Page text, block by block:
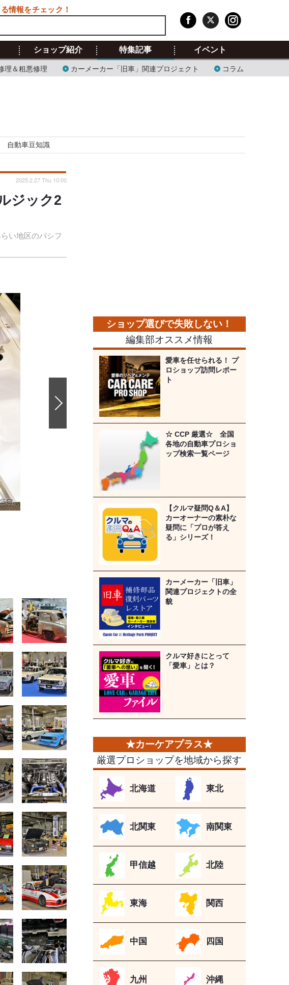
ショップ紹介 特集記事
理＆粗悪修理 カーメーカー「旧車」関連プロジェクト コラム
イベント
自動車豆知識
ジック2
い地区のパシフ
2025.2.27 Thu 10:00
編集部オススメ情報
愛車を任せられる！ プ
ロショップ訪問レポー
ト
☆ CCP 厳選☆ 全国
各地の自動車プロショ
ップ検索一覧ページ
【クルマ疑問Q＆A】
カーオーナーの素朴な
疑問に「プロが答え
る」シリーズ！
カーメーカー「旧車」
関連プロジェクトの全
貌
クルマ好きにとって
「愛車」とは？
厳選プロショップを地域から探す
北海道 東北
北関東 南関東
甲信越 北陸
東海 関西
中国 四国
九州 沖縄
情報をチェック！